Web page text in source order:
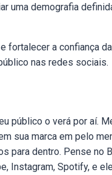
uma demografia
fortalecer a confiança
nas redes sociais.
público o verá por aí.
sua marca em pelo
para dentro. Pense no
Instagram, Spotify, e